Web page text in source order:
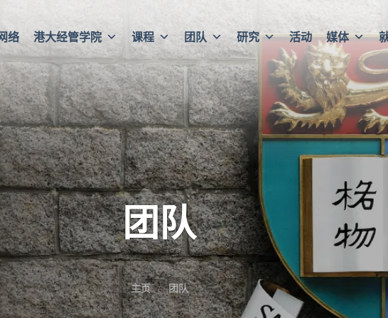
络 港大经管学院 课程 团队 研究 活动 媒体
团队
主页 团队